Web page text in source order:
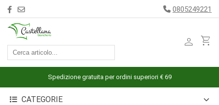
ACCESSORI
ARREDAMENTO
BIANCHERIA
0805249221
person shopping_cart
Spedizione gratuita per ordini superiori € 69
CATEGORIE